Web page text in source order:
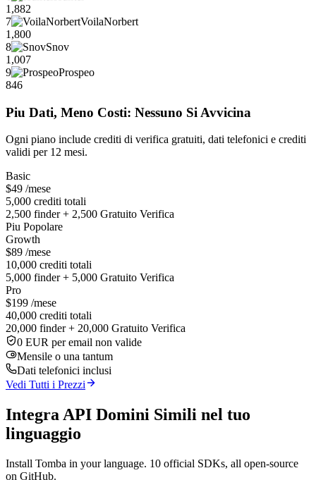
1,882
7
VoilaNorbert
1,800
8
Snov
1,007
9
Prospeo
846
Piu Dati, Meno Costi: Nessuno Si Avvicina
Ogni piano include crediti di verifica gratuiti, dati telefonici e crediti
validi per 12 mesi.
Basic
$49 /mese
5,000 crediti totali
2,500 finder + 2,500 Gratuito Verifica
Piu Popolare
Growth
$89 /mese
10,000 crediti totali
5,000 finder + 5,000 Gratuito Verifica
Pro
$199 /mese
40,000 crediti totali
20,000 finder + 20,000 Gratuito Verifica
0 EUR per email non valide
Mensile o una tantum
Dati telefonici inclusi
Vedi Tutti i Prezzi
Integra API Domini Simili nel tuo
linguaggio
Install Tomba in your language. 10 official SDKs, all open-source
on GitHub.